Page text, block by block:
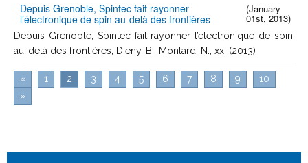
Depuis Grenoble, Spintec fait rayonner
l’électronique de spin au-delà des frontières
(January
01st, 2013)
Depuis Grenoble, Spintec fait rayonner l’électronique de spin
au-delà des frontières, Dieny, B., Montard, N., xx, (2013)
« 1 2 3 4 5 6 7 8 9
10
»